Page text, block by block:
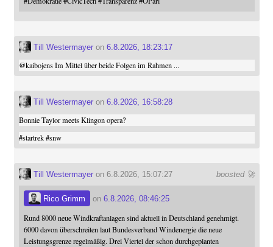
Till Westermayeron 6.8.2026, 18:23:17
@kaibojensIm Mittel über beide Folgen im Rahmen ...
Till Westermayeron 6.8.2026, 16:58:28
Bonnie Taylor meets Klingon opera?
#startrek #snw
boosted 🚀
Till Westermayeron 6.8.2026, 15:07:27
Rico Grimm on 6.8.2026, 08:46:25
Rund 8000 neue Windkraftanlagen sind aktuell in Deutschland genehmigt.
6000 davon überschreiten laut Bundesverband Windenergie die neue
Leistungsgrenze regelmäßig. Drei Viertel der schon durchgeplanten